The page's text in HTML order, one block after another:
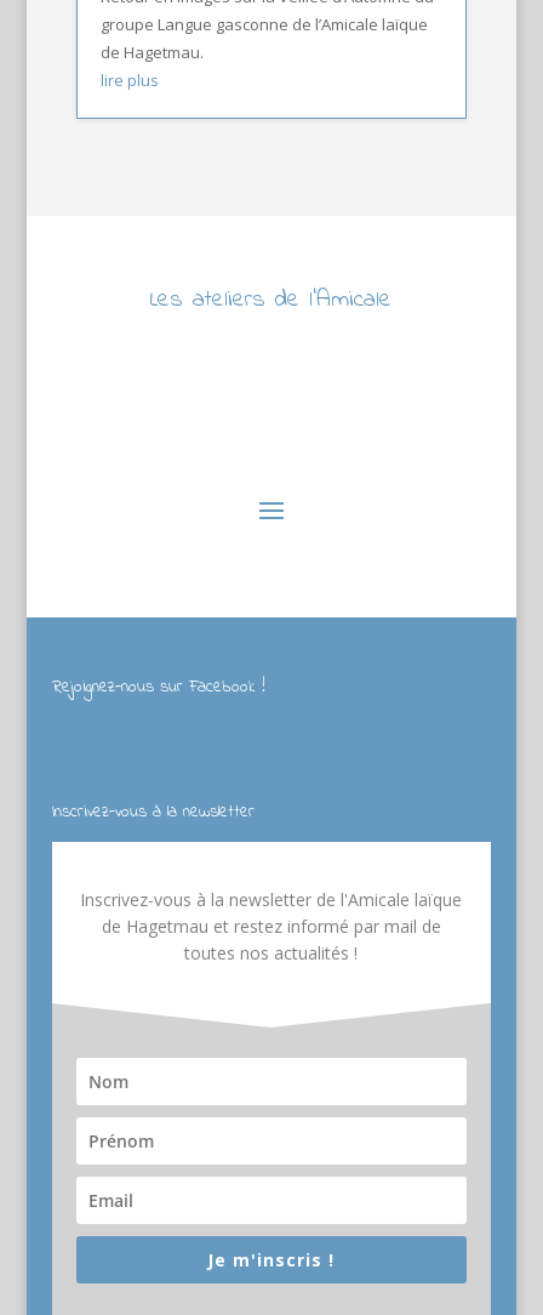
groupe Langue gasconne de l’Amicale laïque
de Hagetmau.
lire plus
Les ateliers de l’Amicale
Rejoignez-nous sur Facebook !
Inscrivez-vous à la newsletter
Inscrivez-vous à la newsletter de l'Amicale laïque
de Hagetmau et restez informé par mail de
toutes nos actualités !
Je m'inscris !